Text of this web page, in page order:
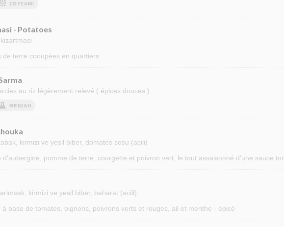
ΣΟΥΣΆΜΙ
- Potatoes
de terre cooupées en quartiers
au riz légèrement relevé ( épices douces )
ΘΕΙΏΔΗ
kirmizi ve yesil biber, domates sosu (acili)
d'aubergine, pomme de terre, courgette et poivron vert, le tout assaisonné d'une sauce
kirmizi ve yesil biber, baharat (acili)
à base de tomates, oignons, poivrons verts et rouges, ail et menthe - épicé